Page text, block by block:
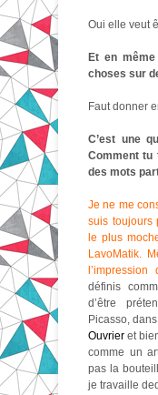
Oui elle veut
Et en
choses sur
Faut donner
C’est une
Comment tu
des mots
Je ne me
suis toujours
le plus
LavoMatik.
définis
d’être
Picasso,
Ouvrier et
comme un
pas la
je travaille